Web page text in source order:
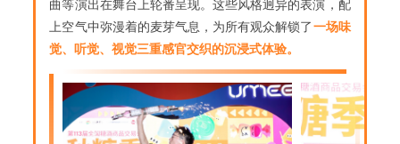
曲等演出在舞台上轮番呈现。这些风格迥异的表演，配
上空气中弥漫着的麦芽气息，为所有观众解锁了 一场味
觉、听觉、视觉三重感官交织的沉浸式体验。